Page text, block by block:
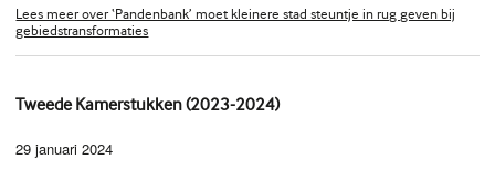
Lees meer over ‘Pandenbank’ moet kleinere stad steuntje in rug geven bij
gebiedstransformaties
Tweede Kamerstukken (2023-2024)
29 januari 2024